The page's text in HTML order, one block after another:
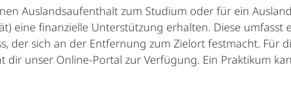
Auslandsaufenthalt zum Studium oder für ein
eine finanzielle Unterstützung erhalten. Diese umfasst
der sich an der Entfernung zum Zielort festmacht. Für
dir unser Online-Portal zur Verfügung. Ein Praktikum